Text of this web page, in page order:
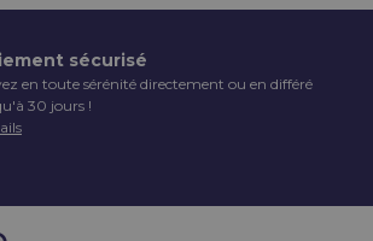
sécurisé
en toute sérénité directement ou en différé
30 jours !